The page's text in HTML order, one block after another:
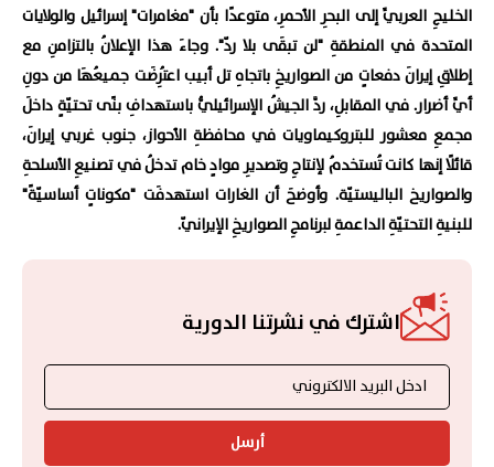
الخليجِ العربيِّ إلى البحرِ الأحمرِ، متوعدًا بأن "مغامرات" إسرائيل والولايات
المتحدة في المنطقةِ "لن تبقَى بلا ردّ". وجاءَ هذا الإعلانُ بالتزامنِ مع
إطلاقِ إيرانَ دفعاتٍ من الصواريخِ باتجاهِ تل أبيب اعتُرِضَت جميعُهَا من دونِ
أيِّ أضرار. في المقابلِ، ردَّ الجيشُ الإسرائيليُّ باستهدافِ بنًى تحتيّةٍ داخلَ
مجمعِ معشور للبتروكيماويات في محافظةِ الأحواز، جنوب غربي إيرانَ،
قائلًا إنها كانت تُستخدمُ لإنتاجِ وتصديرِ موادٍ خام تدخلُ في تصنيعِ الأسلحةِ
والصواريخ الباليستيّة. وأوضحَ أن الغارات استهدفَت "مكوناتٍ أساسيّةً"
للبنيةِ التحتيّةِ الداعمةِ لبرنامجِ الصواريخِ الإيرانيّ.
اشترك في نشرتنا الدورية
أرسل